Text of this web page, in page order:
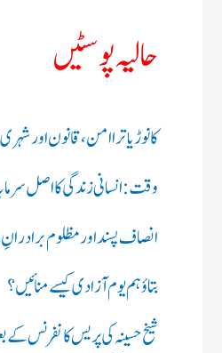
حالیہ پوسٹیں
کانوڑ یاترا امن،قانون اور
وقت: انسانی زندگی کا اصل
انصاف پسند اور مظلوم
بتاؤ ہم یوم آزادی کیسے منائیں؟
شیخ حسینہ کی پریس کانفرنس کے